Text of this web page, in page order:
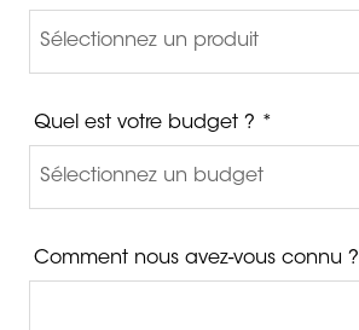
Quel est votre budget ? *
Comment nous avez-vous connu ?